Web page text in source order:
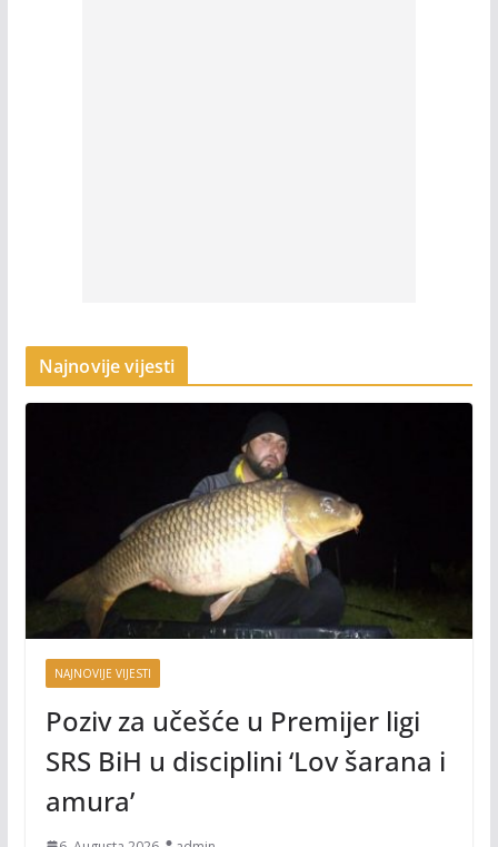
Najnovije vijesti
NAJNOVIJE VIJESTI
Poziv za učešće u Premijer ligi
SRS BiH u disciplini ‘Lov šarana i
amura’